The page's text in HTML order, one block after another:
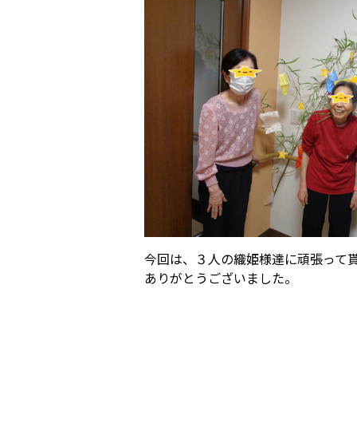
今回は、３人の織姫様達に頑張って
ありがとうございました。